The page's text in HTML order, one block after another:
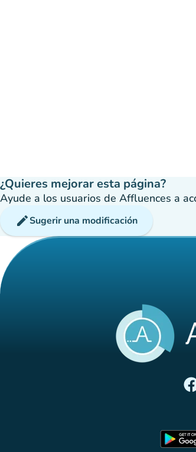
¿Quieres mejorar esta página?
Ayude a los usuarios de Affluences a
editSugerir una modificación